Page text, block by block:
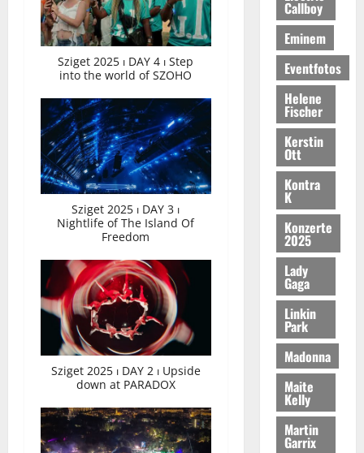
Sziget 2025 ⏐ DAY 4 ⏐ Step
into the world of SZOHO
Sziget 2025 ⏐ DAY 3 ⏐
Nightlife of The Island Of
Freedom
Sziget 2025 ⏐ DAY 2 ⏐ Upside
down at PARADOX
Callboy
Eminem
Eventfotos
Helene
Fischer
Kerstin
Ott
Kontra
K
Konzerte
2025
Lady
Gaga
Linkin
Park
Madonna
Maite
Kelly
Martin
Garrix